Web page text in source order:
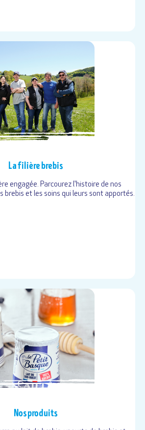
La filière brebis
engagée. Parcourez l'histoire de nos
brebis et les soins qui leurs sont apportés.
Nos produits